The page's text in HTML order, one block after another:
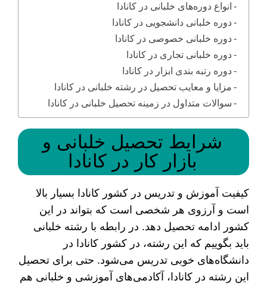
انواع دوره‌های خلبانی در کانادا
دوره خلبانی دانشجویی در کانادا
دوره خلبانی خصوصی در کانادا
دوره خلبانی تجاری در کانادا
دوره رتبه بندی ابزار در کانادا
مزایا و معایب تحصیل در رشته خلبانی در کانادا
سوالات متداول در زمینه تحصیل خلبانی در کانادا
شرایط تحصیل خلبانی و
بازار کار در کانادا
کیفیت آموزش و تدریس در کشور کانادا بسیار بالا
است و آرزوی هر شخصی است که بتواند در این
کشور ادامه تحصیل دهد. در رابطه با رشته خلبانی
باید بگوییم که این رشته، در کشور کانادا در
دانشگاه‌های خوبی تدریس می‌شود. حتی برای تحصیل
این رشته در کانادا، آکادمی‌های آموزشی و خلبانی هم